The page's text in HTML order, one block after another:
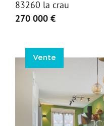
83260 la crau
270 000 €
Vente